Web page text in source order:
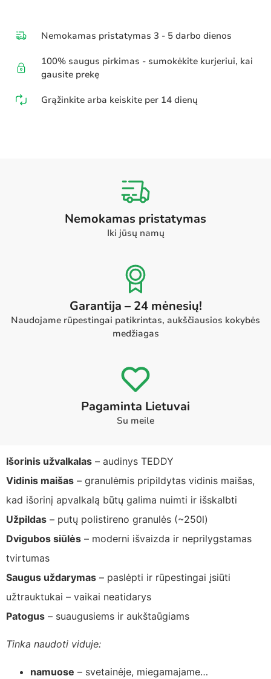
Nemokamas pristatymas 3 - 5 darbo dienos
100% saugus pirkimas - sumokėkite kurjeriui, kai
gausite prekę
Grąžinkite arba keiskite per 14 dienų
Nemokamas pristatymas
Iki jūsų namų
Garantija – 24 mėnesių!
Naudojame rūpestingai patikrintas, aukščiausios kokybės
medžiagas
Pagaminta Lietuvai
Su meile
Išorinis užvalkalas – audinys TEDDY
Vidinis maišas – granulėmis pripildytas vidinis maišas,
kad išorinį apvalkalą būtų galima nuimti ir išskalbti
Užpildas – putų polistireno granulės (~250l)
Dvigubos siūlės – moderni išvaizda ir neprilygstamas
tvirtumas
Saugus uždarymas – paslėpti ir rūpestingai įsiūti
užtrauktukai – vaikai neatidarys
Patogus – suaugusiems ir aukštaūgiams
Tinka naudoti viduje:
namuose – svetainėje, miegamajame…